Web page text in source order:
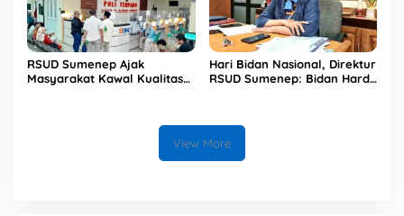
RSUD Sumenep Ajak
Masyarakat Kawal Kualitas
Hari Bidan Nasional, Direktur
RSUD Sumenep: Bidan Harda
View More